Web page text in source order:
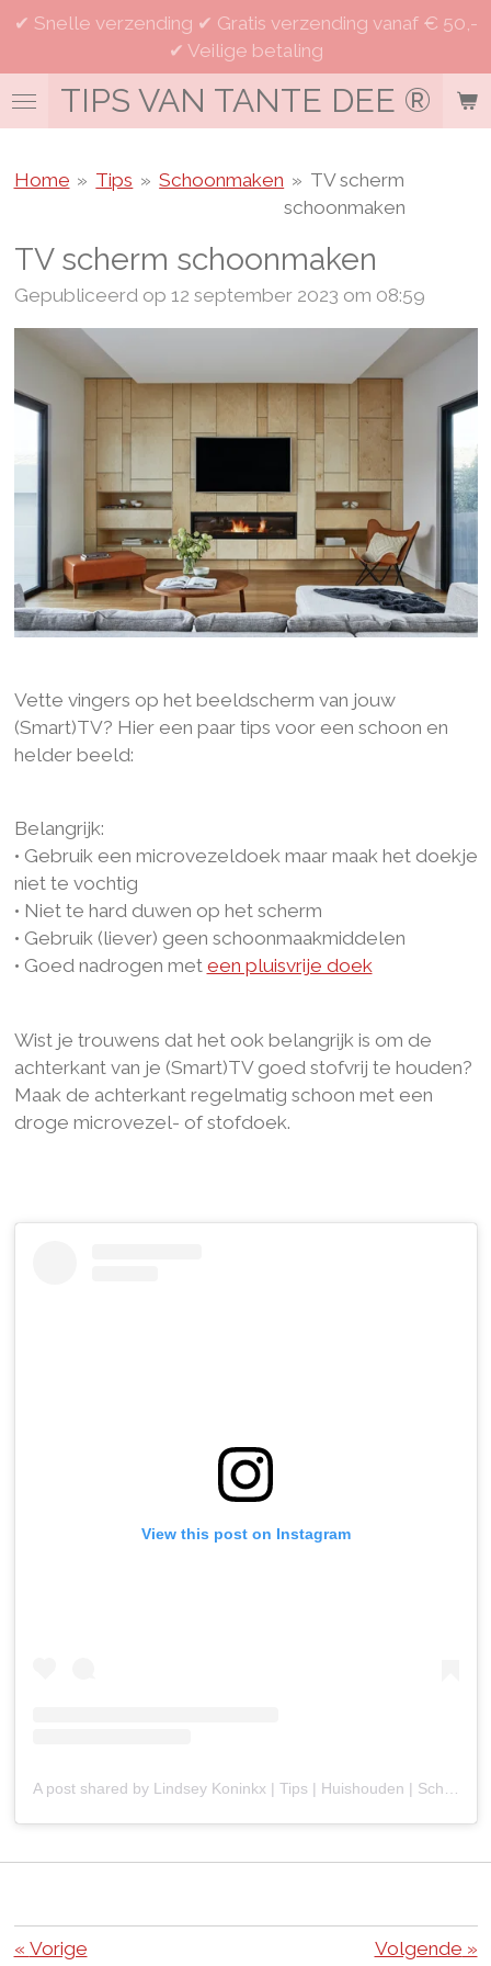
Ga
naar
de
hoofdinhoud
TIPS VAN TANTE DEE ®
✔ Snelle verzending ✔ Gratis verzending vanaf € 50,-
✔ Veilige betaling
Home » Tips » Schoonmaken » TV scherm
schoonmaken
TV scherm schoonmaken
Gepubliceerd op 12 september 2023 om 08:59
Vette vingers op het beeldscherm van jouw
(Smart)TV? Hier een paar tips voor een schoon en
helder beeld:
Belangrijk:
• Gebruik een microvezeldoek maar maak het doekje
niet te vochtig
• Niet te hard duwen op het scherm
• Gebruik (liever) geen schoonmaakmiddelen
• Goed nadrogen met een pluisvrije doek
Wist je trouwens dat het ook belangrijk is om de
achterkant van je (Smart)TV goed stofvrij te houden?
Maak de achterkant regelmatig schoon met een
droge microvezel- of stofdoek.
View this post on Instagram
« Vorige Volgende »